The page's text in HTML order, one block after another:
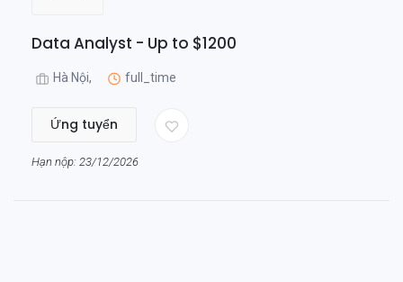
Data Analyst - Up to $1200
Hà Nội, full_time
Ứng tuyển
Hạn nộp: 23/12/2026